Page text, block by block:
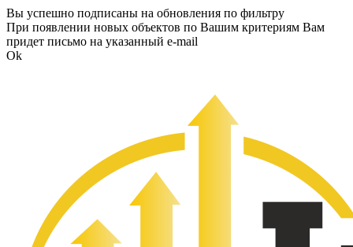
Вы успешно подписаны на обновления по фильтру
При появлении новых объектов по Вашим критериям Вам
придет письмо на указанный e-mail
Ok